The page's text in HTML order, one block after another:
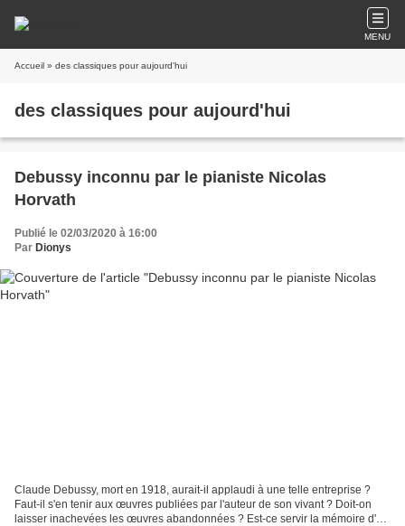
MENU
Accueil » des classiques pour aujourd'hui
des classiques pour aujourd'hui
Debussy inconnu par le pianiste Nicolas
Horvath
Publié le 02/03/2020 à 16:00
Par Dionys
Claude Debussy, mort en 1918, aurait-il applaudi à une telle entreprise ?
Faut-il s'en tenir aux œuvres publiées par l'auteur de son vivant ? Doit-on
laisser inachevées les œuvres abandonnées ? Est-ce servir la mémoire d'un